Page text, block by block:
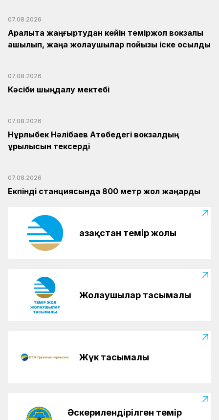
07.08.2026
Арқалықта жаңғыртудан кейін теміржол вокзалы
ашылып, жаңа жолаушылар пойызы іске қосылды
07.08.2026
Кәсіби шыңдалу мектебі
07.08.2026
Нұрлыбек Нәлібаев Ақтөбедегі вокзалдың
құрылысын тексерді
07.08.2026
Екпінді станциясында 800 метр жол жаңарды
Қазақстан темір жолы
Жолаушылар тасымалы
Жүк тасымалы
Әскерилендірілген темір